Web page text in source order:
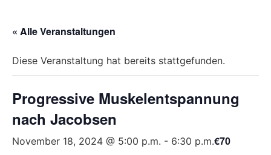
« Alle Veranstaltungen
Diese Veranstaltung hat bereits stattgefunden.
Progressive Muskelentspannung
nach Jacobsen
November 18, 2024 @ 5:00 p.m. - 6:30 p.m.€70